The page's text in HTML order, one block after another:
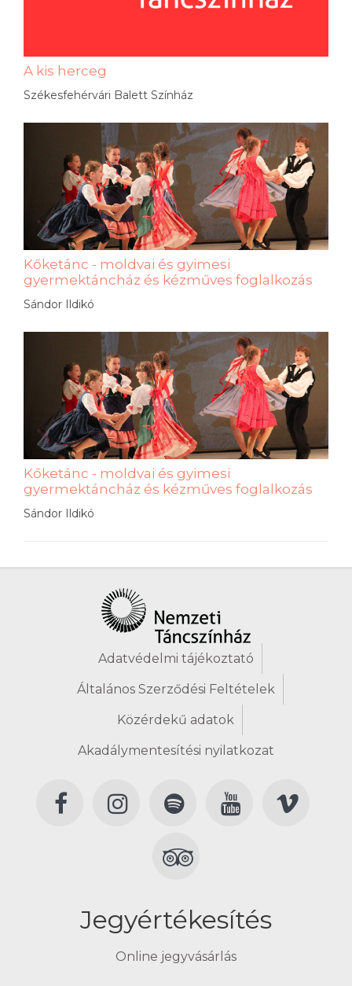
A kis herceg
Székesfehérvári Balett Színház
Kőketánc - moldvai és gyimesi
gyermektáncház és kézműves foglalkozás
Sándor Ildikó
Kőketánc - moldvai és gyimesi
gyermektáncház és kézműves foglalkozás
Sándor Ildikó
Adatvédelmi tájékoztató
Általános Szerződési Feltételek
Közérdekű adatok
Akadálymentesítési nyilatkozat
Jegyértékesítés
Online jegyvásárlás